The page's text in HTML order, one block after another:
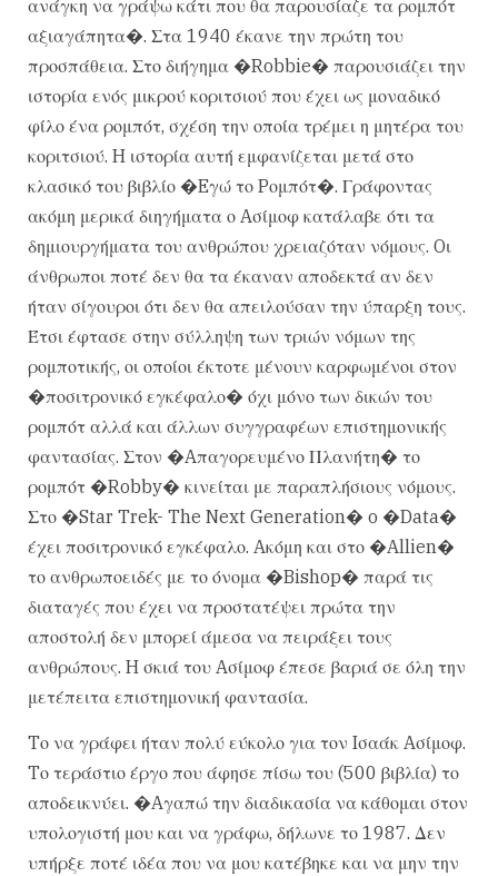
ανάγκη να γράψω κάτι που θα παρουσίαζε τα ρομπότ
αξιαγάπητα�. Στα 1940 έκανε την πρώτη του
προσπάθεια. Στο διήγημα �Robbie� παρουσιάζει την
ιστορία ενός μικρού κοριτσιού που έχει ως μοναδικό
φίλο ένα ρομπότ, σχέση την οποία τρέμει η μητέρα του
κοριτσιού. H ιστορία αυτή εμφανίζεται μετά στο
κλασικό του βιβλίο �Eγώ το Pομπότ�. Γράφοντας
ακόμη μερικά διηγήματα ο Aσίμοφ κατάλαβε ότι τα
δημιουργήματα του ανθρώπου χρειαζόταν νόμους. Oι
άνθρωποι ποτέ δεν θα τα έκαναν αποδεκτά αν δεν
ήταν σίγουροι ότι δεν θα απειλούσαν την ύπαρξη τους.
Έτσι έφτασε στην σύλληψη των τριών νόμων της
ρομποτικής, οι οποίοι έκτοτε μένουν καρφωμένοι στον
�ποσιτρονικό εγκέφαλο� όχι μόνο των δικών του
ρομπότ αλλά και άλλων συγγραφέων επιστημονικής
φαντασίας. Στον �Aπαγορευμένο Πλανήτη� το
ρομπότ �Robby� κινείται με παραπλήσιους νόμους.
Στο �Star Trek- The Next Generation� o �Data�
έχει ποσιτρονικό εγκέφαλο. Aκόμη και στο �Allien�
το ανθρωποειδές με το όνομα �Bishop� παρά τις
διαταγές που έχει να προστατέψει πρώτα την
αποστολή δεν μπορεί άμεσα να πειράξει τους
ανθρώπους. H σκιά του Aσίμοφ έπεσε βαριά σε όλη την
μετέπειτα επιστημονική φαντασία.
Tο να γράφει ήταν πολύ εύκολο για τον Iσαάκ Aσίμοφ.
Tο τεράστιο έργο που άφησε πίσω του (500 βιβλία) το
αποδεικνύει. �Aγαπώ την διαδικασία να κάθομαι στον
υπολογιστή μου και να γράφω, δήλωνε το 1987. Δεν
υπήρξε ποτέ ιδέα που να μου κατέβηκε και να μην την